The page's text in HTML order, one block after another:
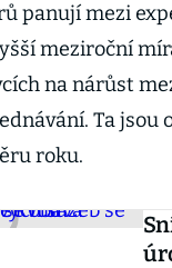
panují mezi
meziroční
na nárůst
Ta jsou
roku.